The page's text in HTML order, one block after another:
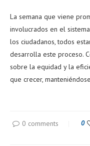
La semana que viene
involucrados en el
los ciudadanos, todos
desarrolla este proceso.
sobre la equidad y la
que crecer,
0 comments 0